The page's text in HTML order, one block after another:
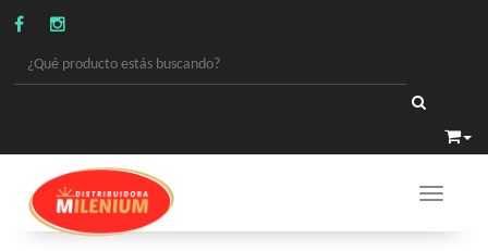
Toggle
ALIMENTOS
SOPAS CASERAS